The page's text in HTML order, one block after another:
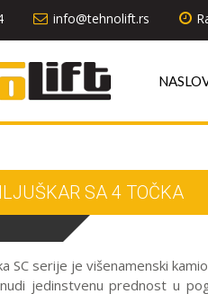
info@tehnolift.rs
SA 4 TOČKA
SC serije je višenamenski
jedinstvenu prednost u